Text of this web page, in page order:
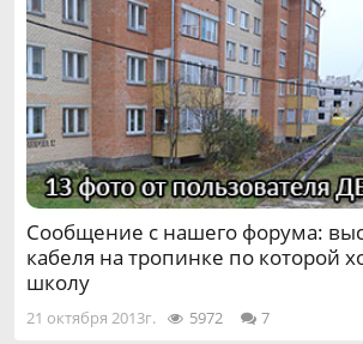
Сообщение с нашего форума:
кабеля на тропинке по которой
школу
21 октября 2013г. 5972 7